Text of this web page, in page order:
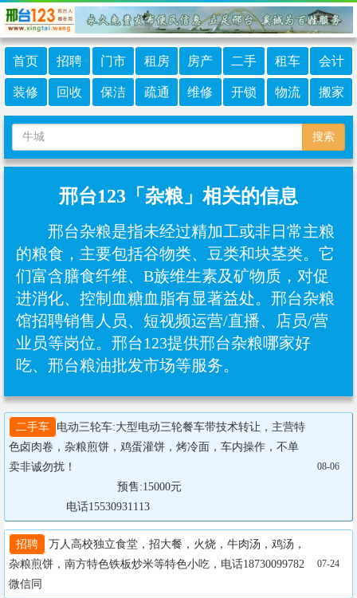
首页 招聘 门市 租房 房产 二手 租车 会计
装修 回收 保洁 疏通 维修 开锁 物流 搬家
搜索
邢台123「杂粮」相关的信息
邢台杂粮是指未经过精加工或非日常主粮
的粮食，主要包括谷物类、豆类和块茎类‌。它
们富含膳食纤维、B族维生素及矿物质，对促
进消化、控制血糖血脂有显著益处‌。邢台杂粮
馆招聘销售人员、短视频运营/直播、店员/营
业员等岗位。邢台123提供邢台杂粮哪家好
吃、邢台粮油批发市场等服务。
二手车
电动三轮车:大型电动三轮餐车带技术转让，主营特
色卤肉卷，杂粮煎饼，鸡蛋灌饼，烤冷面，车内操作，不单
卖非诚勿扰！
                  电话15530931113
08-06
招聘
万人高校独立食堂，招大餐，火烧，牛肉汤，鸡汤，
杂粮煎饼，南方特色铁板炒米等特色小吃，电话18730099782
微信同
07-24